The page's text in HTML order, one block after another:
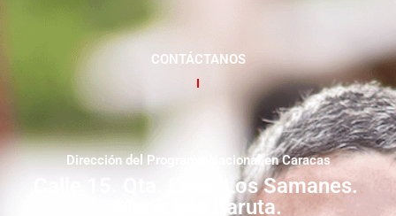
CONTÁCTANOS
Dirección del Programa Nacional en Caracas
Calle 15. Qta. Livia. Los Samanes.
Municipio Baruta.